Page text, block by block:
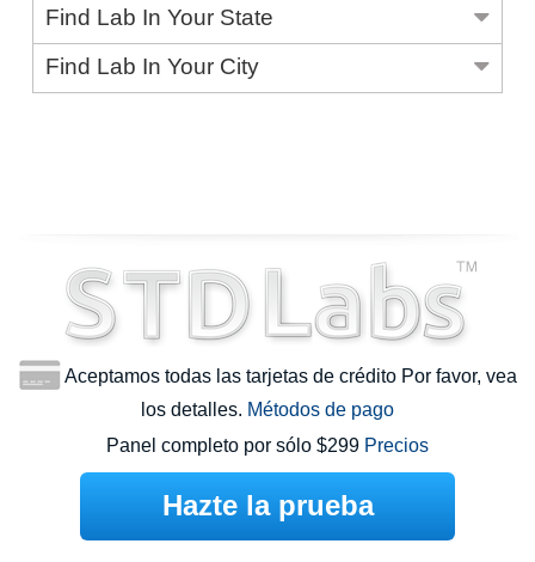
Find Lab In Your State
Find Lab In Your City
Aceptamos todas las tarjetas de crédito Por favor, vea
los detalles. Métodos de pago
Panel completo por sólo $299 Precios
Hazte la prueba